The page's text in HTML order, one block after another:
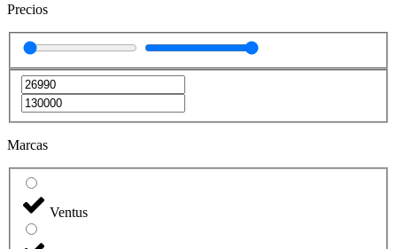
Precios
Marcas
Ventus